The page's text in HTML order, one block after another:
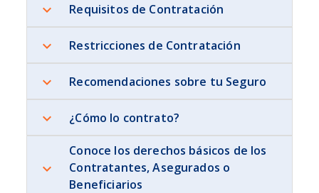
Requisitos de Contratación
Restricciones de Contratación
Recomendaciones sobre tu Seguro
¿Cómo lo contrato?
Conoce los derechos básicos de los
Contratantes, Asegurados o
Beneficiarios